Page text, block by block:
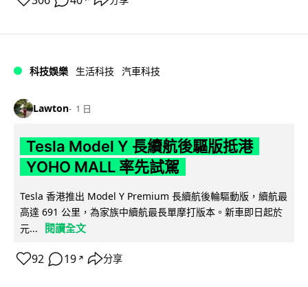
科技娛樂 生活科技 汽車科技
Lawton 1 日
Tesla Model Y 長續航後驅版抵港
YOHO MALL 率先試駕
Tesla 香港推出 Model Y Premium 長續航後輪驅動版，續航最
高達 691 公里，為家族中續航最長單摩打版本。新車即日起於
元...
閱讀全文
92 19 ↗ 分享